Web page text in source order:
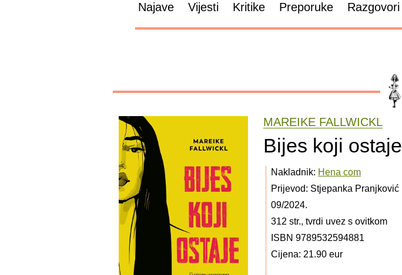
Najave Vijesti Kritike Preporuke Razgovori
MAREIKE FALLWICKL
Bijes koji ostaje
Nakladnik: Hena com
Prijevod: Stjepanka Pranjković
09/2024.
312 str., tvrdi uvez s ovitkom
ISBN 9789532594881
Cijena: 21.90 eur